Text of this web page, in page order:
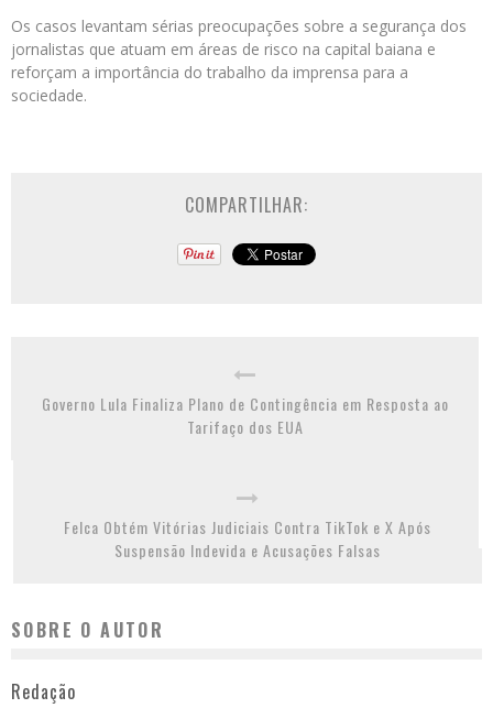
Os casos levantam sérias preocupações sobre a segurança dos
jornalistas que atuam em áreas de risco na capital baiana e
reforçam a importância do trabalho da imprensa para a
sociedade.
COMPARTILHAR:
Governo Lula Finaliza Plano de Contingência em Resposta ao
Tarifaço dos EUA
Felca Obtém Vitórias Judiciais Contra TikTok e X Após
Suspensão Indevida e Acusações Falsas
SOBRE O AUTOR
Redação